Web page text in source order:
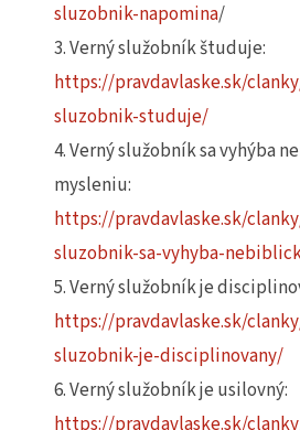
sluzobnik-napomina/
3. Verný služobník študuje:
https://pravdavlaske.sk/
sluzobnik-studuje/
4. Verný služobník sa vyhýba
mysleniu:
https://pravdavlaske.sk/
sluzobnik-sa-vyhyba-
5. Verný služobník je
https://pravdavlaske.sk/
sluzobnik-je-disciplinovany/
6. Verný služobník je usilovný:
https://pravdavlaske.sk/